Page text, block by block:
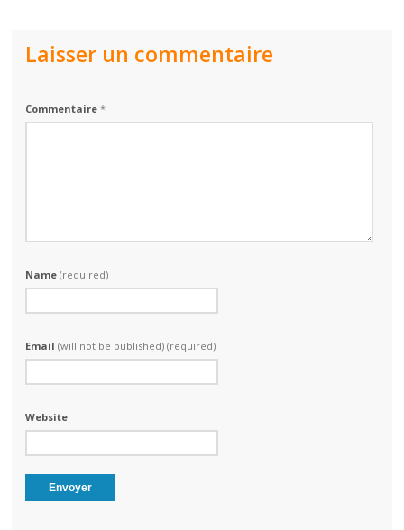
Laisser un commentaire
Commentaire*
Name(required)
Email(will not be published) (required)
Website